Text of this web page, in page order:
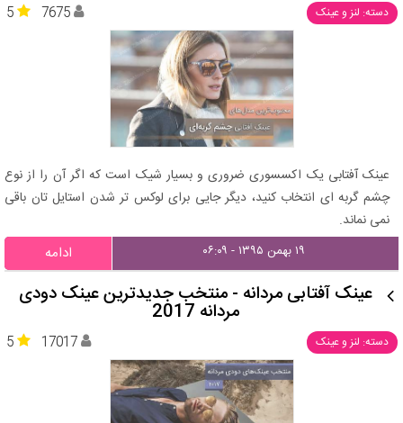
دسته: لنز و عینک 5 7675
عینک آفتابی یک اکسسوری ضروری و بسیار شیک است که اگر آن را از نوع
چشم گربه ای انتخاب کنید، دیگر جایی برای لوکس تر شدن استایل تان باقی
نمی نماند.
۱۹ بهمن ۱۳۹۵ - ۰۶:۰۹ ادامه
عینک آفتابی مردانه - منتخب جدیدترین عینک دودی
مردانه 2017
دسته: لنز و عینک 5 17017